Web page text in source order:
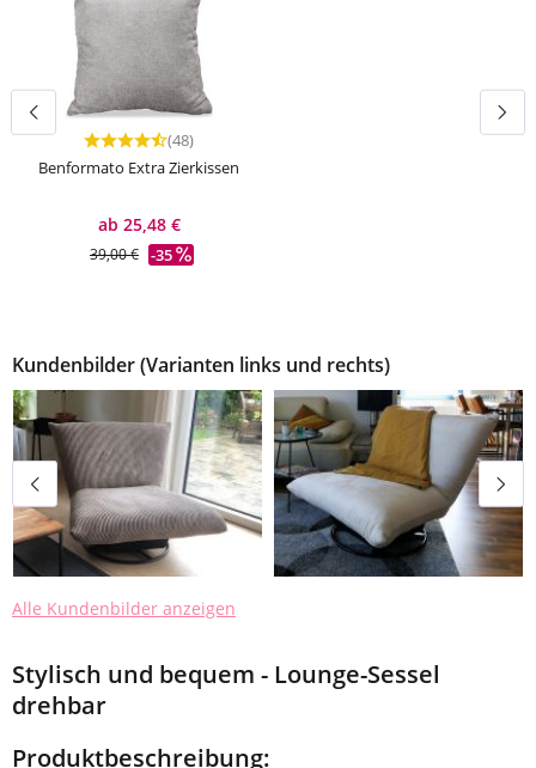
Durchschnittliche Bewertung von 4.54 von 5 Sternen
(48)
Benformato Extra Zierkissen
ab 25,48 €
39,00 € -35
Kundenbilder (Varianten links und rechts)
Alle Kundenbilder anzeigen
Stylisch und bequem - Lounge-Sessel
drehbar
Produktbeschreibung: